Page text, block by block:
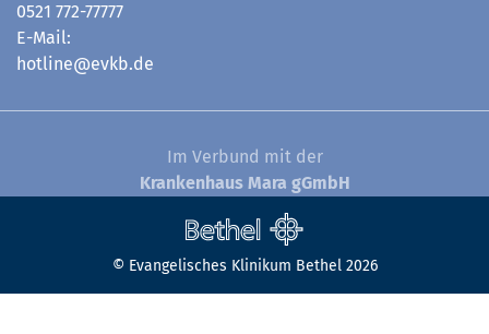
0521 772-77777
E-Mail:
hotline@evkb.de
Im Verbund mit der
Krankenhaus Mara gGmbH
© Evangelisches Klinikum Bethel 2026